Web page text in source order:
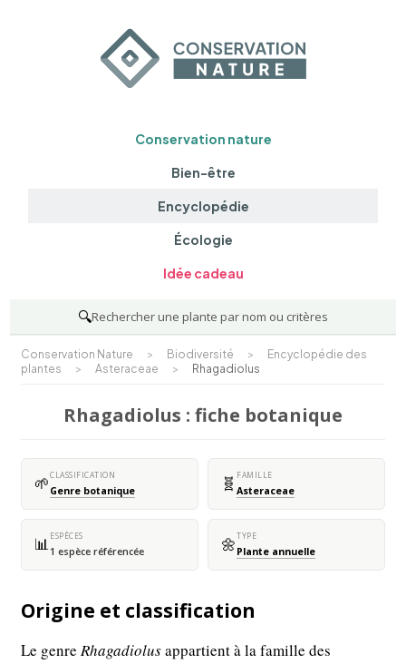
Conservation nature
Bien-être
Encyclopédie
Écologie
Idée cadeau
🔍Rechercher une plante par nom ou critères
Conservation Nature > Biodiversité >
Encyclopédie des
plantes
> Asteraceae > Rhagadiolus
Rhagadiolus : fiche botanique
🌱CLASSIFICATION
Genre botanique 🧬 FAMILLE
Asteraceae
📊ESPÈCES
1 espèce référencée 🌼TYPE
Plante annuelle
Origine et classification
Le genreRhagadiolusappartient à la famille des